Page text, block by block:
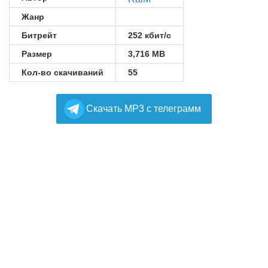
Жанр
Битрейт
252 кбит/с
Размер
3,716 MB
Кол-во скачиваний
55
Cкачать MP3 с телеграмм